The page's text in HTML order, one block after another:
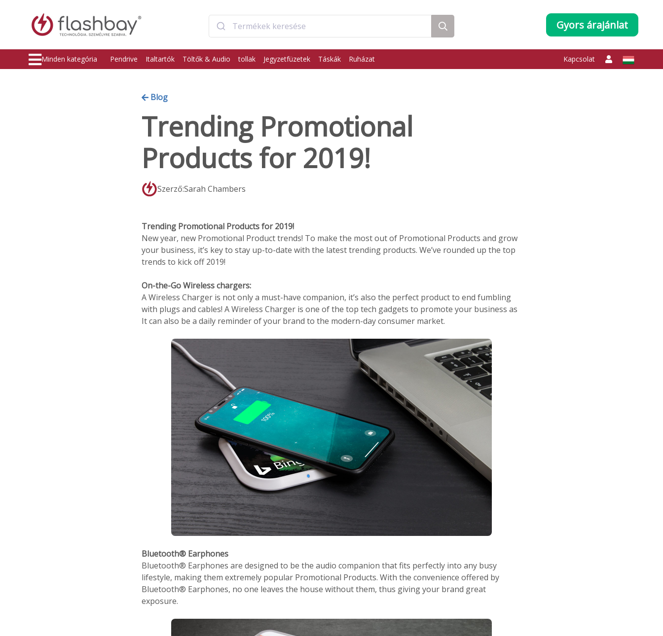
Gyors árajánlat
Minden kategória Pendrive Italtartók Töltők & Audio tollak Jegyzetfüzetek Táskák Ruházat Kapcsolat
Blog
Trending Promotional
Products for 2019!
Szerző:Sarah Chambers
Trending Promotional Products for 2019!
New year, new Promotional Product trends! To make the most out of Promotional Products and grow
your business, it’s key to stay up-to-date with the latest trending products. We’ve rounded up the top
trends to kick off 2019!
On-the-Go Wireless chargers:
A Wireless Charger is not only a must-have companion, it’s also the perfect product to end fumbling
with plugs and cables! A Wireless Charger is one of the top tech gadgets to promote your business as
It can also be a daily reminder of your brand to the modern-day consumer market.
Bluetooth® Earphones
Bluetooth® Earphones are designed to be the audio companion that fits perfectly into any busy
lifestyle, making them extremely popular Promotional Products. With the convenience offered by
Bluetooth® Earphones, no one leaves the house without them, thus giving your brand great
exposure.